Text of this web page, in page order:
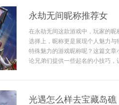
永劫无间昵称推荐女
在永劫无间这款游戏中，玩家的
选择上，昵称更是展现个人魅力
特殊魅力的游戏昵称呢？这篇文
论兄弟们提供一些起名的小技巧，
光遇怎么样去宝藏岛礁